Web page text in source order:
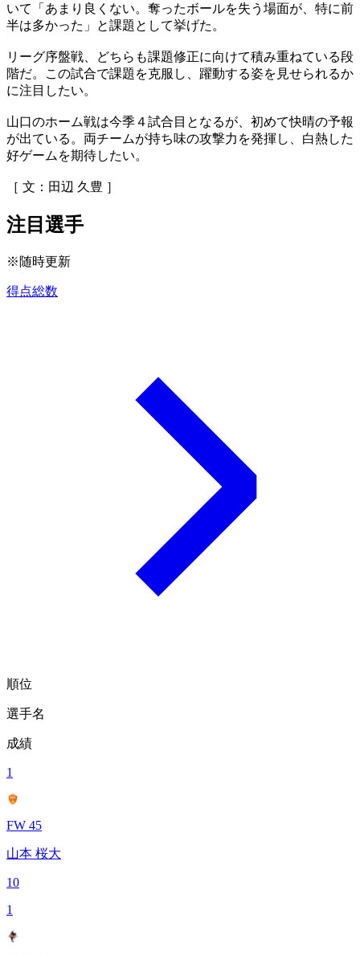
いて「あまり良くない。奪ったボールを失う場面が、特に前
半は多かった」と課題として挙げた。
リーグ序盤戦、どちらも課題修正に向けて積み重ねている段
階だ。この試合で課題を克服し、躍動する姿を見せられるか
に注目したい。
山口のホーム戦は今季４試合目となるが、初めて快晴の予報
が出ている。両チームが持ち味の攻撃力を発揮し、白熱した
好ゲームを期待したい。
［ 文：田辺 久豊 ］
注目選手
※随時更新
得点総数
順位
選手名
成績
1
FW 45
山本 桜大
10
1